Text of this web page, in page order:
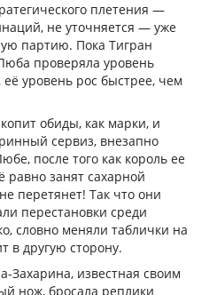
плетения —
не уточняется — уже
партию. Пока Тигран
проверяла уровень
уровень рос быстрее, чем
обиды, как марки, и
сервиз, внезапно
после того как король ее
равно занят сахарной
перетянет! Так что они
перестановки среди
словно меняли таблички на
в другую сторону.
Захарина, известная своим
нож, бросала реплики